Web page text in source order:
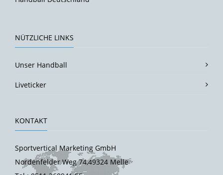
NÜTZLICHE LINKS
Unser Handball
Liveticker
KONTAKT
Sportvertical Marketing GmbH
Nordenfelder Weg 74,49324 Melle